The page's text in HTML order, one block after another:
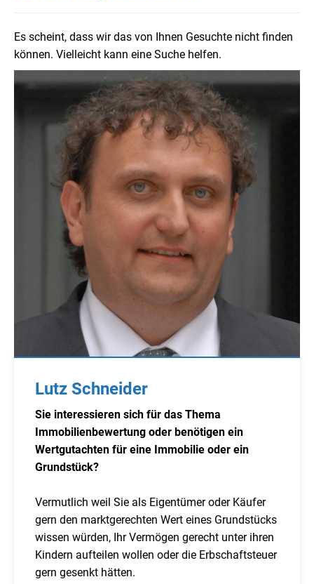
Es scheint, dass wir das von Ihnen Gesuchte nicht finden
können. Vielleicht kann eine Suche helfen.
Lutz Schneider
Sie interessieren sich für das Thema
Immobilienbewertung oder benötigen ein
Wertgutachten für eine Immobilie oder ein
Grundstück?
Vermutlich weil Sie als Eigentümer oder Käufer
gern den marktgerechten Wert eines Grundstücks
wissen würden, Ihr Vermögen gerecht unter ihren
Kindern aufteilen wollen oder die Erbschaftsteuer
gern gesenkt hätten.